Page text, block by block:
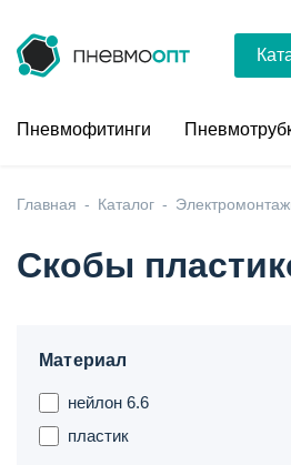
Пневмофитинги
Главная Каталог
Скобы
Материал
нейлон 6.6
пластик